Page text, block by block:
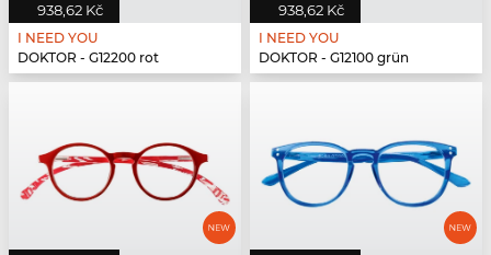
938,62 Kč
I NEED YOU
DOKTOR - G12200 rot
938,62 Kč
I NEED YOU
DOKTOR - G12100 grün